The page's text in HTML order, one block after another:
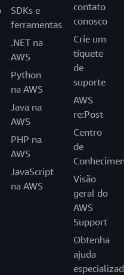
SDKs e
ferramentas
.NET na
AWS
Python
na AWS
Java na
AWS
PHP na
AWS
JavaScript
na AWS
contato
conosco
Crie um
tíquete
de
suporte
AWS
re:Post
Centro
de
Visão
geral do
AWS
Support
Obtenha
ajuda